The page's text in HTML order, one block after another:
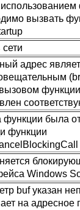
вызвать
адрес
(
функции была
функции
Windows
buf указан
на адресное